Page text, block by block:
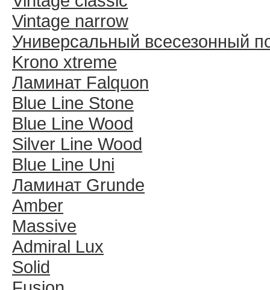
Vintage narrow
Универсальный всесезонный
Krono xtreme
Ламинат Falquon
Blue Line Stone
Blue Line Wood
Silver Line Wood
Blue Line Uni
Ламинат Grunde
Amber
Massive
Admiral Lux
Solid